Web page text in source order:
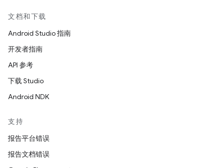
文档和下载
Android Studio 指南
开发者指南
API 参考
下载 Studio
Android NDK
支持
报告平台错误
报告文档错误